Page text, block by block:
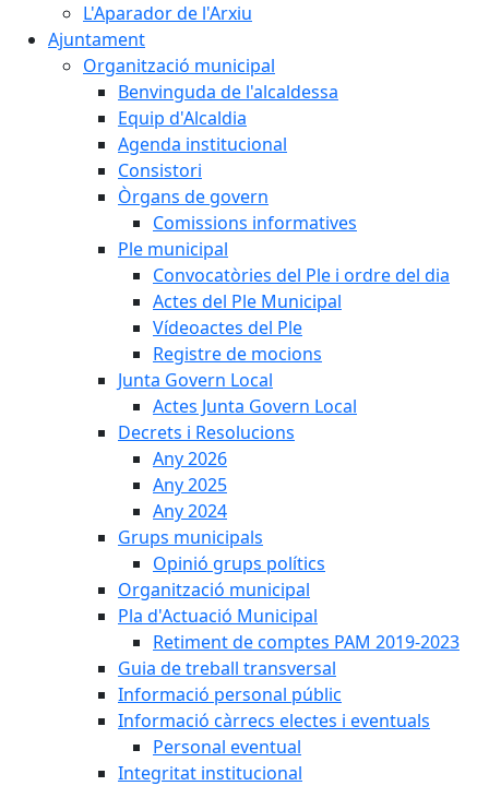
L'Aparador de l'Arxiu
Ajuntament
Organització municipal
Benvinguda de l'alcaldessa
Equip d'Alcaldia
Agenda institucional
Consistori
Òrgans de govern
Comissions informatives
Ple municipal
Convocatòries del Ple i ordre del dia
Actes del Ple Municipal
Vídeoactes del Ple
Registre de mocions
Junta Govern Local
Actes Junta Govern Local
Decrets i Resolucions
Any 2026
Any 2025
Any 2024
Grups municipals
Opinió grups polítics
Organització municipal
Pla d'Actuació Municipal
Retiment de comptes PAM 2019-2023
Guia de treball transversal
Informació personal públic
Informació càrrecs electes i eventuals
Personal eventual
Integritat institucional